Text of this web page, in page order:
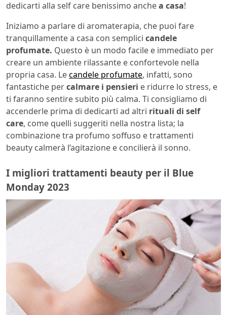
dedicarti alla self care benissimo anchea casa!
Iniziamo a parlare di aromaterapia, che puoi fare
tranquillamente a casa con semplici candele
profumate. Questo è un modo facile e immediato per
creare un ambiente rilassante e confortevole nella
propria casa. Lecandele profumate, infatti, sono
fantastiche percalmare i pensieri e ridurre lo stress, e
ti faranno sentire subito più calma. Ti consigliamo di
accenderle prima di dedicarti ad altri rituali di self
care, come quelli suggeriti nella nostra lista; la
combinazione tra profumo soffuso e trattamenti
beauty calmerà l’agitazione e concilierà il sonno.
I migliori trattamenti beauty per il Blue
Monday 2023